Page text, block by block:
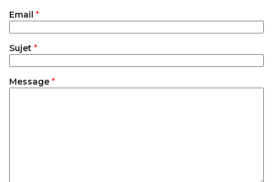
Email *
Sujet *
Message *